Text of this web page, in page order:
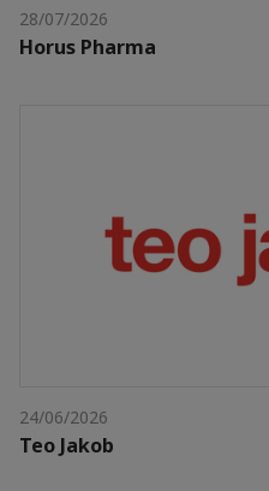
28/07/2026
Horus Pharma
24/06/2026
Teo Jakob